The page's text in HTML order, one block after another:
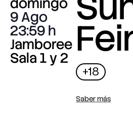
9 Ago
23:59
Jamboree
Sala 1 y 2
+18
Saber más